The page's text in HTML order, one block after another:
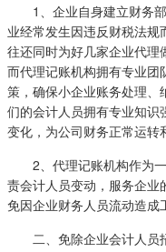
1、企业自身建立财务
业经常发生因违反财税法
往还同时为好几家企业代理
而代理记账机构拥有专业团
策，确保小企业账务处理、
们的会计人员拥有专业知识
变化，为公司财务正常运转
2、代理记账机构作为
责会计人员变动，服务企业
免因企业财务人员流动造成
二、免除企业会计人员